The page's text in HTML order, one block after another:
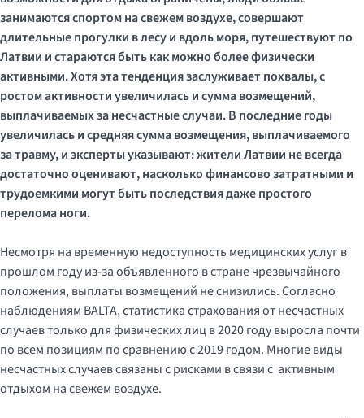
занимаются спортом на свежем воздухе, совершают
длительные прогулки в лесу и вдоль моря, путешествуют по
Латвии истараются быть как можно более физически
активными. Хотя эта тенденция заслуживает похвалы, с
ростом активности увеличилась и суммавозмещений,
выплачиваемыхза несчастные случаи.В последние годы
увеличиласьи средняя суммавозмещения, выплачиваемого
за травму, и экспертыуказывают:жители Латвии не всегда
достаточно оценивают, насколько финансовозатратными и
трудоемкими могут быть последствия даже простого
перелома ноги.
Несмотря на временную недоступность медицинских услуг в
прошлом году из-за объявленного в стране чрезвычайного
положения, выплаты возмещений не снизились. Согласно
наблюдениям BALTA, статистика страхования от несчастных
случаев только для физических лиц в 2020 году выросла почти
по всем позициям по сравнению с 2019 годом. Многие виды
несчастных случаев связаны с рисками в связи с активным
отдыхом на свежем воздухе.